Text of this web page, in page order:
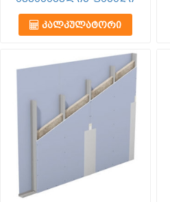
ᲙᲐᲚᲙᲣᲚᲐᲢᲝᲠᲘ